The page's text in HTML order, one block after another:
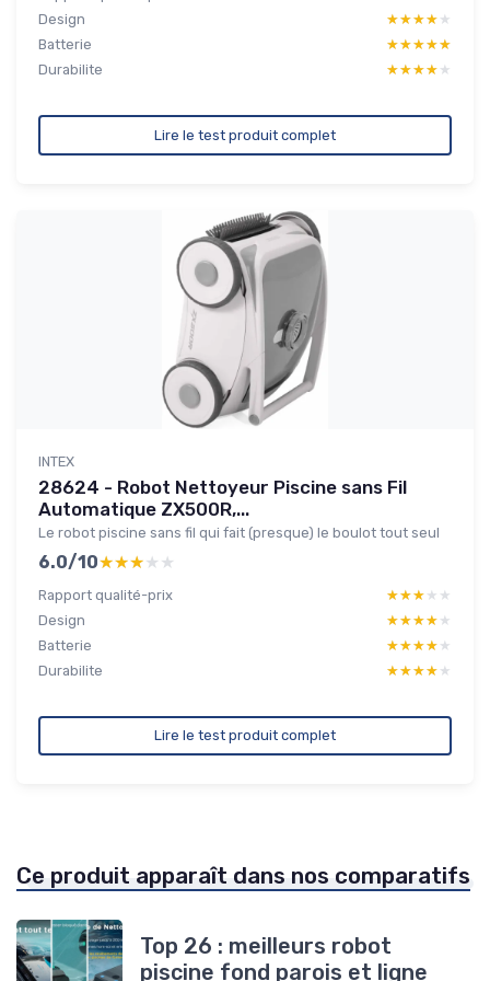
Design
★★★★★
★★★★★
Batterie
★★★★★
★★★★★
Durabilite
★★★★★
★★★★★
Lire le test produit complet
INTEX
28624 - Robot Nettoyeur Piscine sans Fil
Automatique ZX500R,...
Le robot piscine sans fil qui fait (presque) le boulot tout seul
6.0/10★★★★★
★★★★★
Rapport qualité-prix ★★★★★
★★★★★
Design
★★★★★
★★★★★
Batterie
★★★★★
★★★★★
Durabilite
★★★★★
★★★★★
Lire le test produit complet
Ce produit apparaît dans nos comparatifs
Top 26 : meilleurs robot
piscine fond parois et ligne